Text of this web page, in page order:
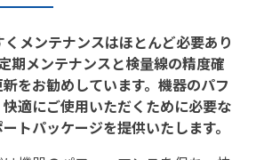
メンテナンスはほとんど必要あり
期メンテナンスと検量線の精度確
をお勧めしています。機器のパフ
適にご使用いただくために必要な
トパッケージを提供いたします。